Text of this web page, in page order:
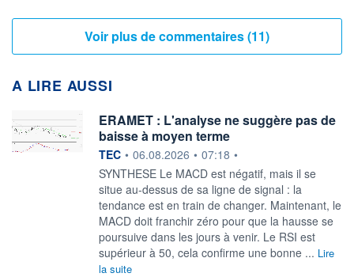
Voir plus de commentaires (11)
A LIRE AUSSI
ERAMET : L'analyse ne suggère pas de
baisse à moyen terme
information fournie par
TEC • 06.08.2026 • 07:18 •
SYNTHESE Le MACD est négatif, mais il se
situe au-dessus de sa ligne de signal : la
tendance est en train de changer. Maintenant, le
MACD doit franchir zéro pour que la hausse se
poursuive dans les jours à venir. Le RSI est
supérieur à 50, cela confirme une bonne ... Lire
la suite